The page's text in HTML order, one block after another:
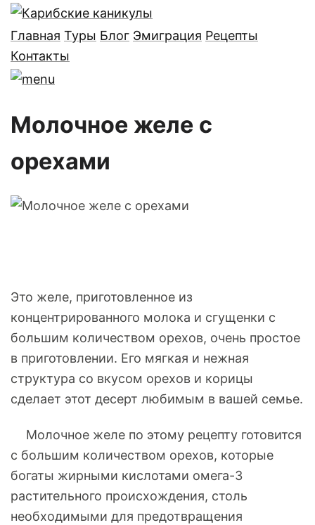
Главная Туры Блог Эмиграция Рецепты
Контакты
Молочное желе с
орехами
Это желе, приготовленное из
концентрированного молока и сгущенки с
большим количеством орехов, очень простое
в приготовлении. Его мягкая и нежная
структура со вкусом орехов и корицы
сделает этот десерт любимым в вашей семье.
Молочное желе по этому рецепту готовится
с большим количеством орехов, которые
богаты жирными кислотами омега-3
растительного происхождения, столь
необходимыми для предотвращения